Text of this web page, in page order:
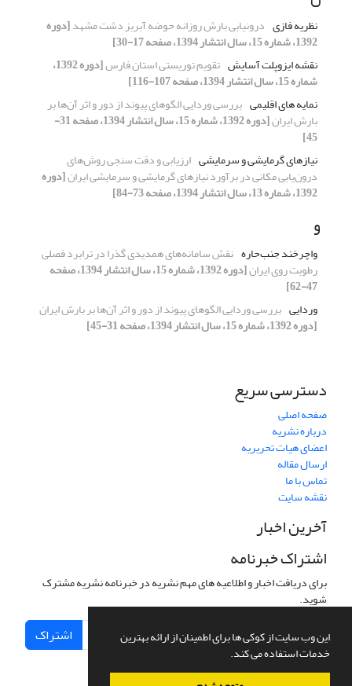
این وب سایت از کوکی ها برای اطمینان از ارائه بهترین
خدمات استفاده می کند.
نظریه ­فازی درونیابی بارش روزانه حوضه آبریز دشت مشهد[دوره
1392، شماره 15، سال انتشار 1394، صفحه 17-30]
نقشه ایزوپلت آسایش تقویم توریستی استان فارس [دوره 1392،
شماره 15، سال انتشار 1394، صفحه 107-116]
نمایه های اقلیمی بررسی وردایی الگوهای پیوند از دور و اثر آن‌ها بر
بارش ایران [دوره 1392، شماره 15، سال انتشار 1394، صفحه 31-
45]
نیازهای گرمایشی و سرمایشی ارزیابی و دقت سنجی روش‌های
درون‌یابی مکانی در برآورد نیازهای گرمایشی و سرمایشی ایران[دوره
1392، شماره 13، سال انتشار 1394، صفحه 73-84]
و
واچرخند جنب‌حاره نقش سامانه‌های همدیدی گذرا در ترابرد فصلی
رطوبت روی ایران [دوره 1392، شماره 15، سال انتشار 1394، صفحه
47-62]
وردایی بررسی وردایی الگوهای پیوند از دور و اثر آن‌ها بر بارش ایران
[دوره 1392، شماره 15، سال انتشار 1394، صفحه 31-45]
دسترسی سریع
صفحه اصلی
درباره نشریه
اعضای هیات تحریریه
ارسال مقاله
تماس با ما
نقشه سایت
آخرین اخبار
اشتراک خبرنامه
برای دریافت اخبار و اطلاعیه های مهم نشریه در خبرنامه نشریه مشترک
شوید.
اشتراک